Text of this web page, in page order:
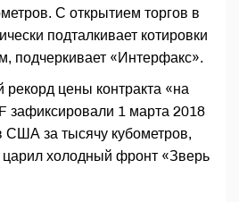
С открытием торгов в
подталкивает котировки
подчеркивает «Интерфакс».
рекорд цены контракта «на
зафиксировали 1 марта 2018
США за тысячу кубометров,
царил холодный фронт «Зверь